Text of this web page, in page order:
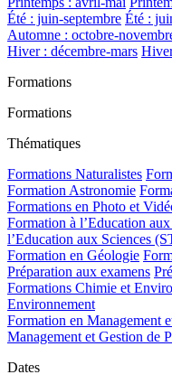
Été : juin-septembre Été :
Automne : octobre-
Hiver : décembre-mars
Formations
Formations
Thématiques
Formations Naturalistes
Formation Astronomie
Formations en Photo et
Formation à l’Education
l’Education aux Sciences
Formation en Géologie
Préparation aux examens
Formations Chimie et
Environnement
Formation en Management
Management et Gestion de
Dates